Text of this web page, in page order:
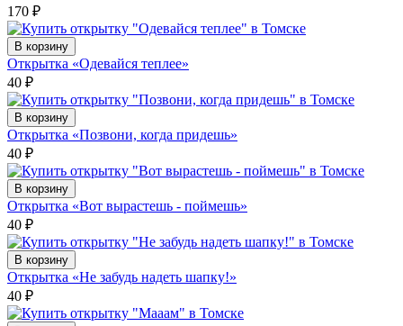
170 ₽
В корзину
Открытка «Одевайся теплее»
40 ₽
В корзину
Открытка «Позвони, когда придешь»
40 ₽
В корзину
Открытка «Вот вырастешь - поймешь»
40 ₽
В корзину
Открытка «Не забудь надеть шапку!»
40 ₽